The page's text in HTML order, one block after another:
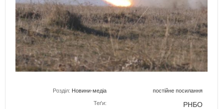
Розділ: Новини-медіа постійне посилання
Теґи: РНБО